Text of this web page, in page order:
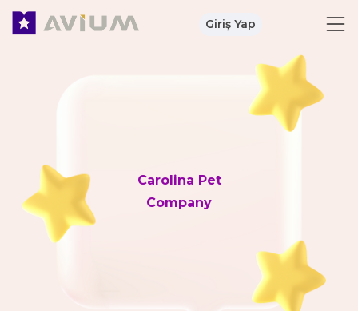
Giriş Yap
Carolina Pet
Company